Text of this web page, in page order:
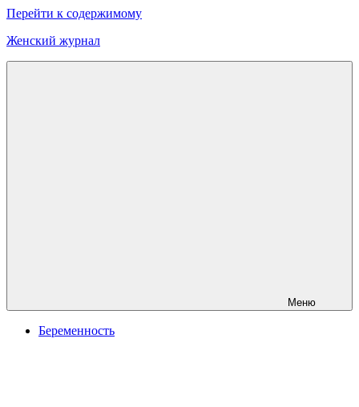
Перейти к содержимому
Женский журнал
Меню
Беременность